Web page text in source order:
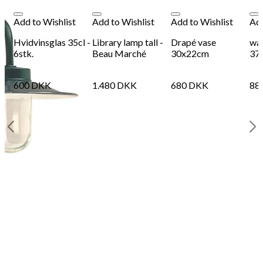
Add to Wishlist
Hvidvinsglas 35cl -
6stk.
600DKK
Add to Wishlist
Library lamp tall -
Beau Marché
1.480DKK
Add to Wishlist
Drapé vase
30x22cm
680DKK